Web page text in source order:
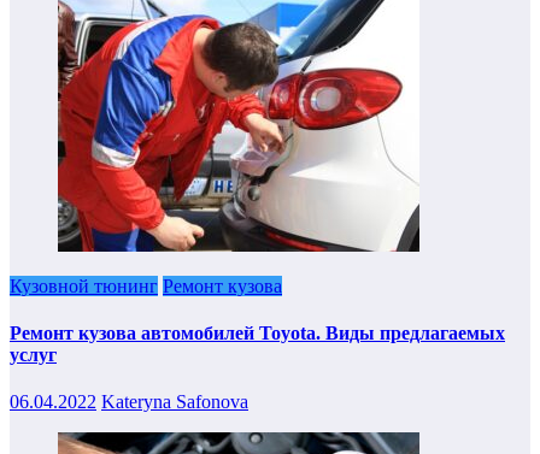
Кузовной тюнинг Ремонт кузова
Ремонт кузова автомобилей Toyota. Виды предлагаемых
услуг
06.04.2022 Kateryna Safonova